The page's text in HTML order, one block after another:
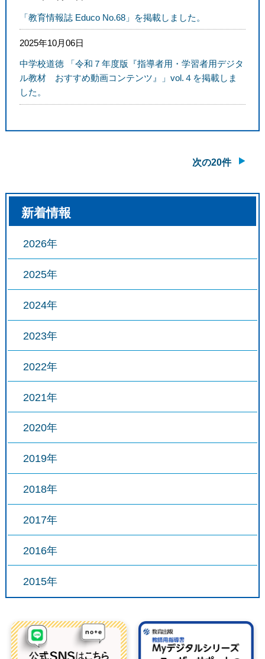
「教育情報誌 Educo No.68」を掲載しました。
2025年10月06日
中学校道徳 「令和７年度版『指導者用・学習者用デジタ
ル教材 おすすめ動画コンテンツ』」vol.４を掲載しま
した。
次の20件
新着情報
2026年
2025年
2024年
2023年
2022年
2021年
2020年
2019年
2018年
2017年
2016年
2015年